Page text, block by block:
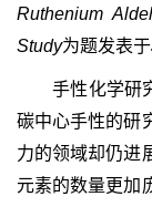
Ruthenium
Study为题发表于
手性化学研
碳中心手性的研
力的领域却仍进
元素的数量更加